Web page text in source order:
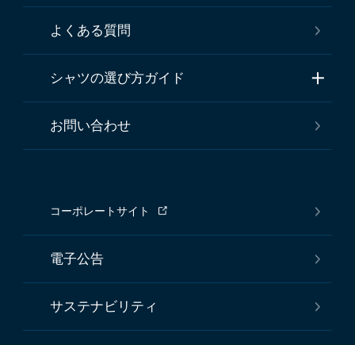
よくある質問
シャツの選び方ガイド
お問い合わせ
コーポレートサイト
電子公告
サステナビリティ